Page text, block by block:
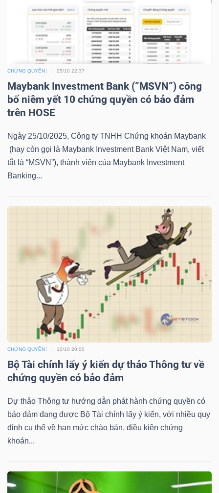
CHỨNG QUYỀN 25/10 22:37
Maybank Investment Bank (“MSVN”) công
bố niêm yết 10 chứng quyền có bảo đảm
trên HOSE
Ngày 25/10/2025, Công ty TNHH Chứng khoán Maybank
(hay còn gọi là Maybank Investment Bank Việt Nam, viết
tắt là “MSVN”), thành viên của Maybank Investment
Banking...
CHỨNG QUYỀN 10/10 20:00
Bộ Tài chính lấy ý kiến dự thảo Thông tư về
chứng quyền có bảo đảm
Dự thảo Thông tư hướng dẫn phát hành chứng quyền có
bảo đảm đang được Bộ Tài chính lấy ý kiến, với nhiều quy
định cụ thể về hạn mức chào bán, điều kiện chứng
khoán...
XUẤT
Ngành
(-)
SECTOR
NĂNG
NGUYÊN
CÔNG
NGHIỆP
TIÊU